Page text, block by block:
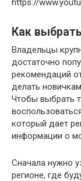
https://
Как
Владельцы
достаточно
рекомендаций
делать
Чтобы выбрать
который дает
информации о
Сначала нужно
регионе, где